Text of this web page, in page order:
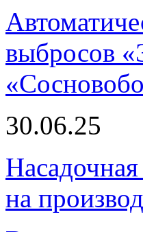
выбросов
30.06.25
на